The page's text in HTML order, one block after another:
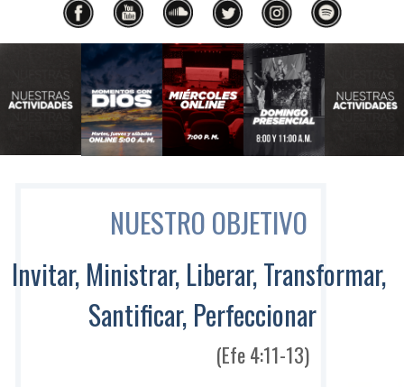
NUESTRO OBJETIVO
Invitar, Ministrar, Liberar, Transformar,
Santificar, Perfeccionar
(Efe 4:11-13)